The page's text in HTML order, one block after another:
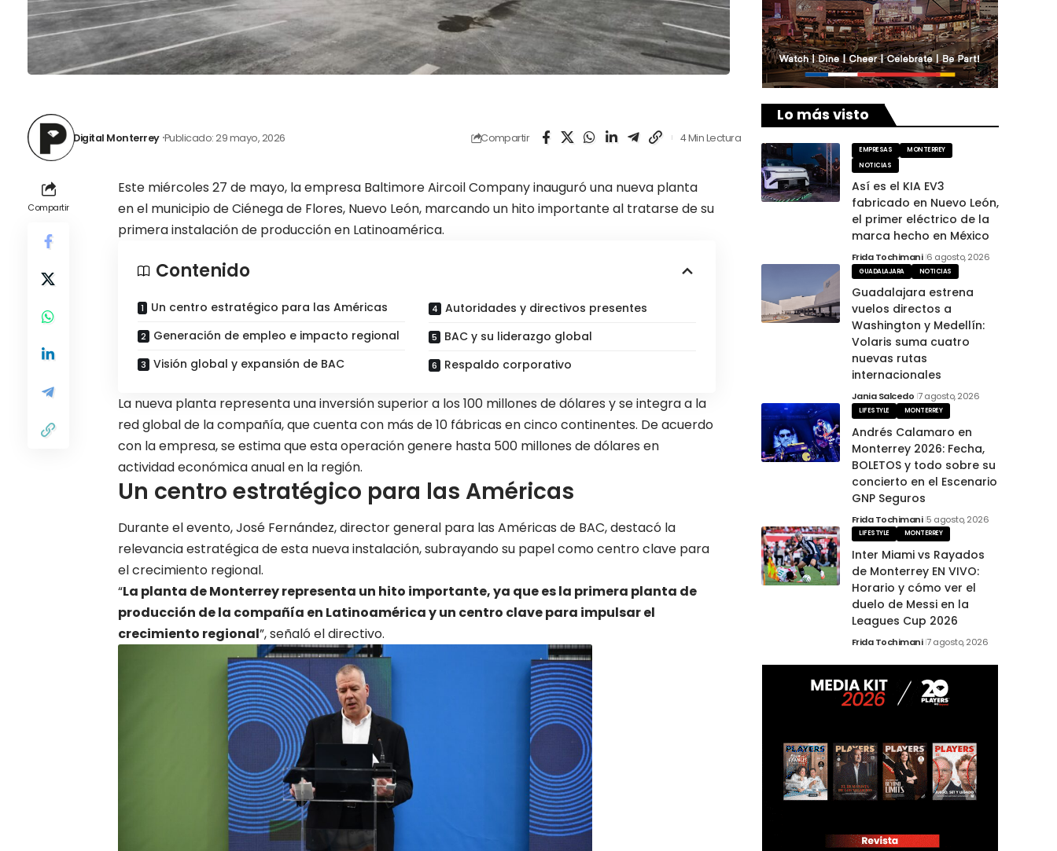
Digital Monterrey Publicado: 29 mayo, 2026 Compartir 4 Min Lectura
Compartir
Este miércoles 27 de mayo, la empresa Baltimore Aircoil Company inauguró una nueva planta
en el municipio de Ciénega de Flores, Nuevo León, marcando un hito importante al tratarse de su
primera instalación de producción en Latinoamérica.
Contenido
Un centro estratégico para las Américas
Generación de empleo e impacto regional
Visión global y expansión de BAC
Autoridades y directivos presentes
BAC y su liderazgo global
Respaldo corporativo
La nueva planta representa una inversión superior a los 100 millones de dólares y se integra a la
red global de la compañía, que cuenta con más de 10 fábricas en cinco continentes. De acuerdo
con la empresa, se estima que esta operación genere hasta 500 millones de dólares en
actividad económica anual en la región.
Un centro estratégico para las Américas
Durante el evento, José Fernández, director general para las Américas de BAC, destacó la
relevancia estratégica de esta nueva instalación, subrayando su papel como centro clave para
el crecimiento regional.
“La planta de Monterrey representa un hito importante, ya que es la primera planta de
producción de la compañía en Latinoamérica y un centro clave para impulsar el
crecimiento regional”, señaló el directivo.
Lo más visto
EMPRESAS
MONTERREY
NOTICIAS
Así es el KIA EV3
fabricado en Nuevo León,
el primer eléctrico de la
marca hecho en México
Frida Tochimani 6 agosto, 2026
GUADALAJARA NOTICIAS
Guadalajara estrena
vuelos directos a
Washington y Medellín:
Volaris suma cuatro
nuevas rutas
internacionales
Jania Salcedo 7 agosto, 2026
LIFESTYLE MONTERREY
Andrés Calamaro en
Monterrey 2026: Fecha,
BOLETOS y todo sobre su
concierto en el Escenario
GNP Seguros
Frida Tochimani 5 agosto, 2026
LIFESTYLE MONTERREY
Inter Miami vs Rayados
de Monterrey EN VIVO:
Horario y cómo ver el
duelo de Messi en la
Leagues Cup 2026
Frida Tochimani 7 agosto, 2026